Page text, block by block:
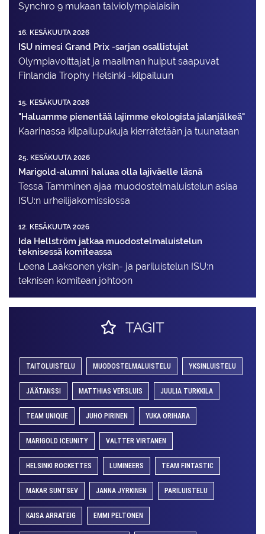
Synchro 9 mukaan talviolympialaisiin
16. KESÄKUUTA 2026
ISU nimesi Grand Prix -sarjan osallistujat
Olympiavoittajat ja maailman huiput saapuvat
Finlandia Trophy Helsinki -kilpailuun
15. KESÄKUUTA 2026
"Haluamme pienentää lajimme ekologista jalanjälkeä"
Kaarinassa kilpailupukuja kierrätetään ja tuunataan
25. KESÄKUUTA 2026
Marigold-alumni haluaa olla lajiväelle läsnä
Tessa Tamminen ajaa muodostelma­luistelun asiaa
ISU:n urheilija­komissiossa
12. KESÄKUUTA 2026
Ida Hellström jatkaa muodostelmaluistelun
teknisessä komiteassa
Leena Laaksonen yksin- ja pariluistelun ISU:n
teknisen komitean johtoon
TAGIT
TAITOLUISTELU MUODOSTELMALUISTELU YKSINLUISTELU
JÄÄTANSSI MATTHIAS VERSLUIS JUULIA TURKKILA
TEAM UNIQUE JUHO PIRINEN YUKA ORIHARA
MARIGOLD ICEUNITY VALTTER VIRTANEN
HELSINKI ROCKETTES LUMINEERS TEAM FINTASTIC
MAKAR SUNTSEV JANNA JYRKINEN PARILUISTELU
KAISA ARRATEIG EMMI PELTONEN